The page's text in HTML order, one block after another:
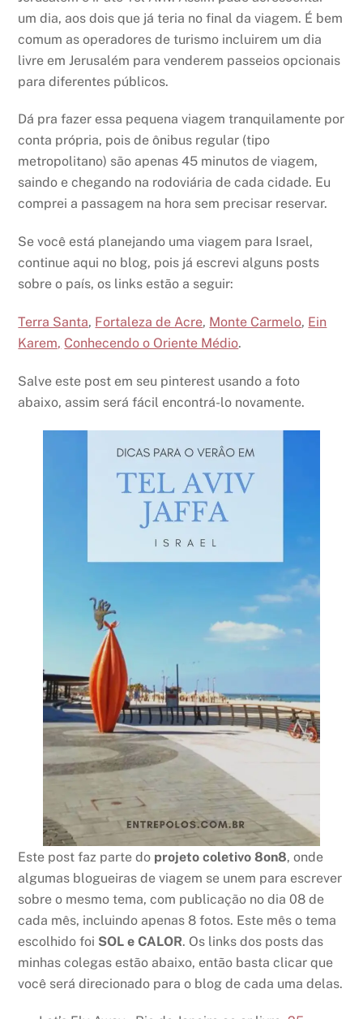
um dia, aos dois que já teria no final da viagem. É bem
comum as operadores de turismo incluirem um dia
livre em Jerusalém para venderem passeios opcionais
para diferentes públicos.
Dá pra fazer essa pequena viagem tranquilamente por
conta própria, pois de ônibus regular (tipo
metropolitano) são apenas 45 minutos de viagem,
saindo e chegando na rodoviária de cada cidade. Eu
comprei a passagem na hora sem precisar reservar.
Se você está planejando uma viagem para Israel,
continue aqui no blog, pois já escrevi alguns posts
sobre o país, os links estão a seguir:
Terra Santa, Fortaleza de Acre, Monte Carmelo, Ein
Karem, Conhecendo o Oriente Médio.
Salve este post em seu pinterest usando a foto
abaixo, assim será fácil encontrá-lo novamente.
Este post faz parte do projeto coletivo 8on8, onde
algumas blogueiras de viagem se unem para escrever
sobre o mesmo tema, com publicação no dia 08 de
cada mês, incluindo apenas 8 fotos. Este mês o tema
escolhido foi SOL e CALOR. Os links dos posts das
minhas colegas estão abaixo, então basta clicar que
você será direcionado para o blog de cada uma delas.